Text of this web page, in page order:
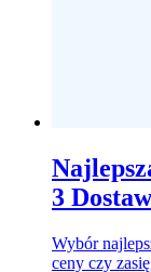
3
Wybór
ceny czy